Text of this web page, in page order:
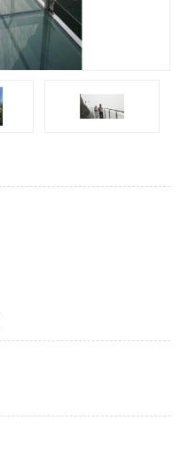
玻璃滑道
网红桥
丛林穿越设备